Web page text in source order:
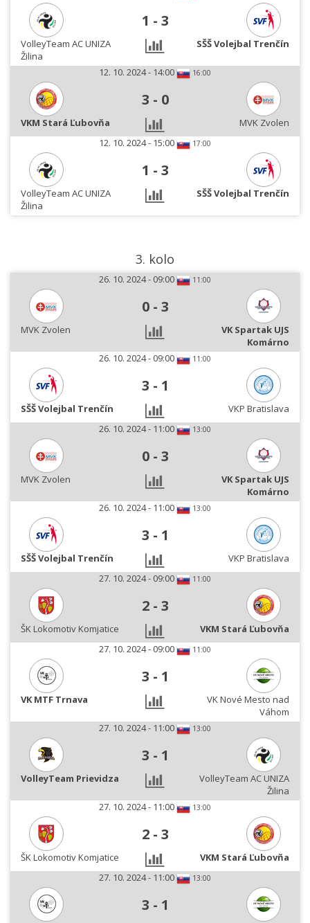
1 - 3
VolleyTeam AC UNIZA
Žilina
SŠŠ Volejbal Trenčín
12. 10. 2024 - 14:00 16:00
3 - 0
VKM Stará Ľubovňa
MVK Zvolen
12. 10. 2024 - 15:00
17:00
1 - 3
VolleyTeam AC UNIZA
Žilina
SŠŠ Volejbal Trenčín
3. kolo
26. 10. 2024 - 09:00 11:00
0 - 3
MVK Zvolen
VK Spartak UJS
Komárno
26. 10. 2024 - 09:00
11:00
3 - 1
SŠŠ Volejbal Trenčín
VKP Bratislava
26. 10. 2024 - 11:00
13:00
0 - 3
MVK Zvolen
VK Spartak UJS
Komárno
26. 10. 2024 - 11:00
13:00
3 - 1
SŠŠ Volejbal Trenčín
VKP Bratislava
27. 10. 2024 - 09:00
11:00
2 - 3
ŠK Lokomotiv Komjatice
VKM Stará Ľubovňa
27. 10. 2024 - 09:00
11:00
3 - 1
VK MTF Trnava
VK Nové Mesto nad
Váhom
27. 10. 2024 - 11:00
13:00
3 - 1
VolleyTeam Prievidza
VolleyTeam AC UNIZA
Žilina
27. 10. 2024 - 11:00
13:00
2 - 3
ŠK Lokomotiv Komjatice
VKM Stará Ľubovňa
27. 10. 2024 - 11:00
13:00
3 - 1